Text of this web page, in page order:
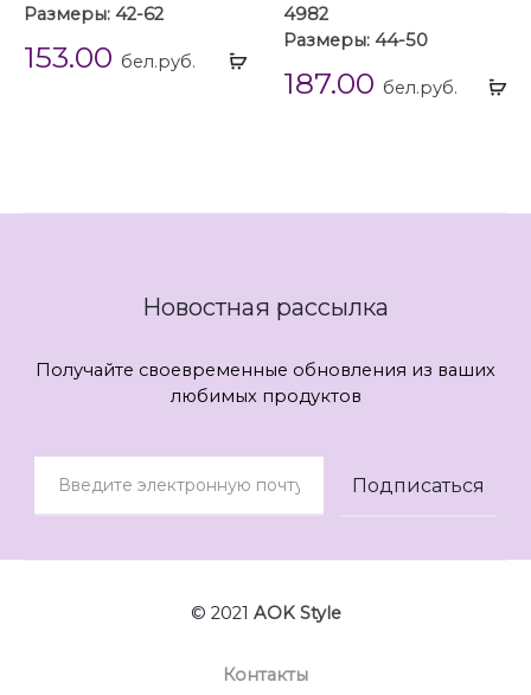
Выбрать
Размеры: 42-62
153.00 бел.руб.
4982
Размеры: 44-50
187.00 бел.руб.
Новостная рассылка
Получайте своевременные обновления из ваших
любимых продуктов
© 2021 AOK Style
Контакты